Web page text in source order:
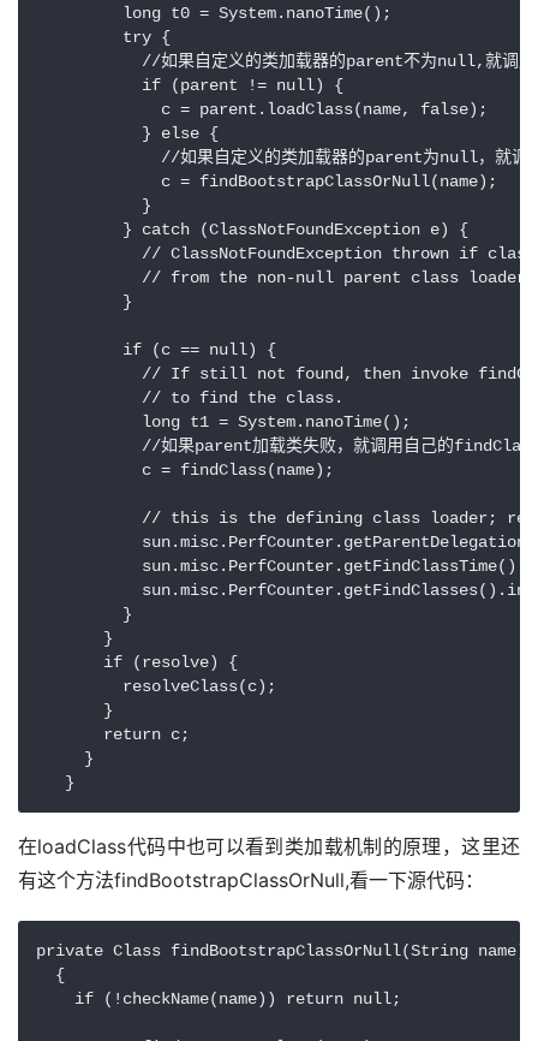
         long t0 = System.nanoTime();
         try {
//如果自定义的类加载器的parent不为null,就调
           if (parent != null) {
             c = parent.loadClass(name, false);
           } else {
//如果自定义的类加载器的parent为null，就
             c = findBootstrapClassOrNull(name);
           }
         } catch (ClassNotFoundException e) {
// ClassNotFoundException thrown if
           // from the non-null parent class loader
         }
         if (c == null) {
// If still not found, then invoke
           // to find the class.
           long t1 = System.nanoTime();
//如果parent加载类失败，就调用自己的
           c = findClass(name);
// this is the defining class loader;
         }
       }
       if (resolve) {
         resolveClass(c);
       }
       return c;
     }
在loadClass代码中也可以看到类加载机制的原理，这里还
有这个方法findBootstrapClassOrNull,看一下源代码：
private Class findBootstrapClassOrNull(String name)
  {
    if (!checkName(name)) return null;